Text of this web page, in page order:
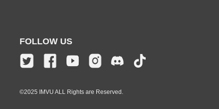
FOLLOW US
©2025 IMVU ALL Rights are Reserved.